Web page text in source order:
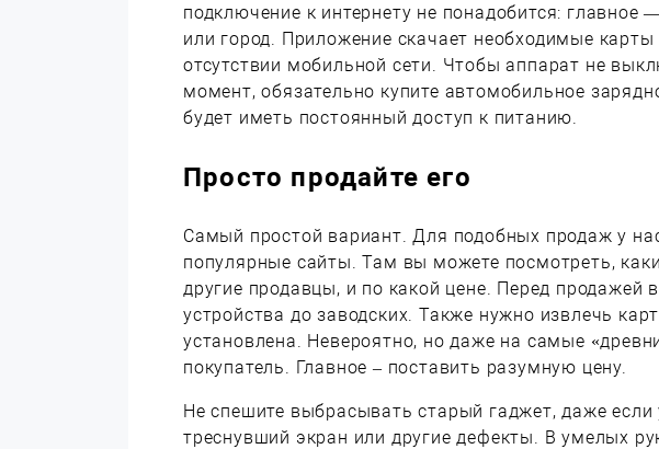
подключение к интернету не понадобится:
или город. Приложение скачает необходимые
отсутствии мобильной сети. Чтобы аппарат не
момент, обязательно купите автомобильное
будет иметь постоянный доступ к питанию.
Просто продайте его
Самый простой вариант. Для подобных продаж у
популярные сайты. Там вы можете посмотреть,
другие продавцы, и по какой цене. Перед продажей
устройства до заводских. Также нужно извлечь
установлена. Невероятно, но даже на самые
покупатель. Главное – поставить разумную цену.
Не спешите выбрасывать старый гаджет, даже
треснувший экран или другие дефекты. В умелых